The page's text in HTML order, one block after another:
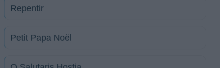
Repentir
Petit Papa Noël